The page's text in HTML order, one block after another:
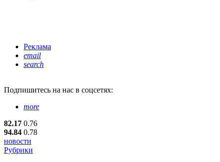
Реклама
email
search
Подпишитесь на нас в соцсетях:
more
82.17 0.76
94.84 0.78
новости
Рубрики